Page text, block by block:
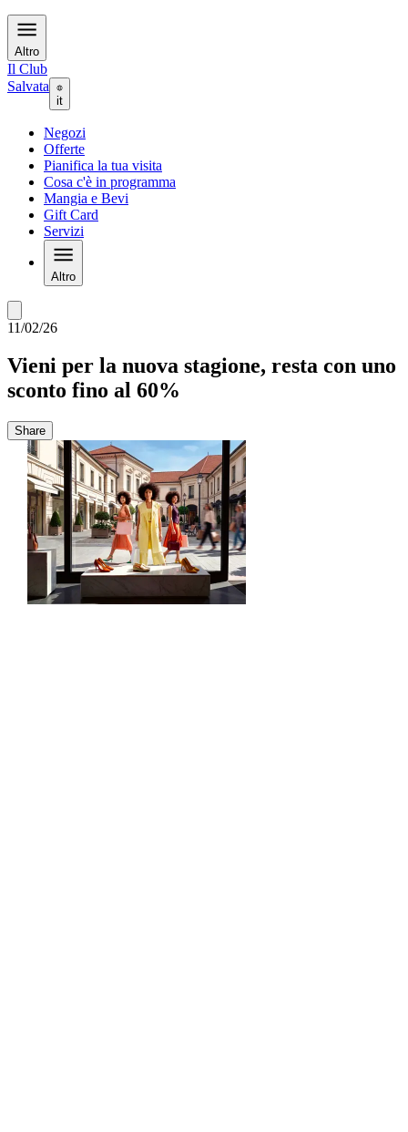
Altro
Il Club
Salvata
it
Negozi
Offerte
Pianifica la tua visita
Cosa c'è in programma
Mangia e Bevi
Gift Card
Servizi
Altro
11/02/26
Vieni per la nuova stagione, resta con uno
sconto fino al 60%
Share